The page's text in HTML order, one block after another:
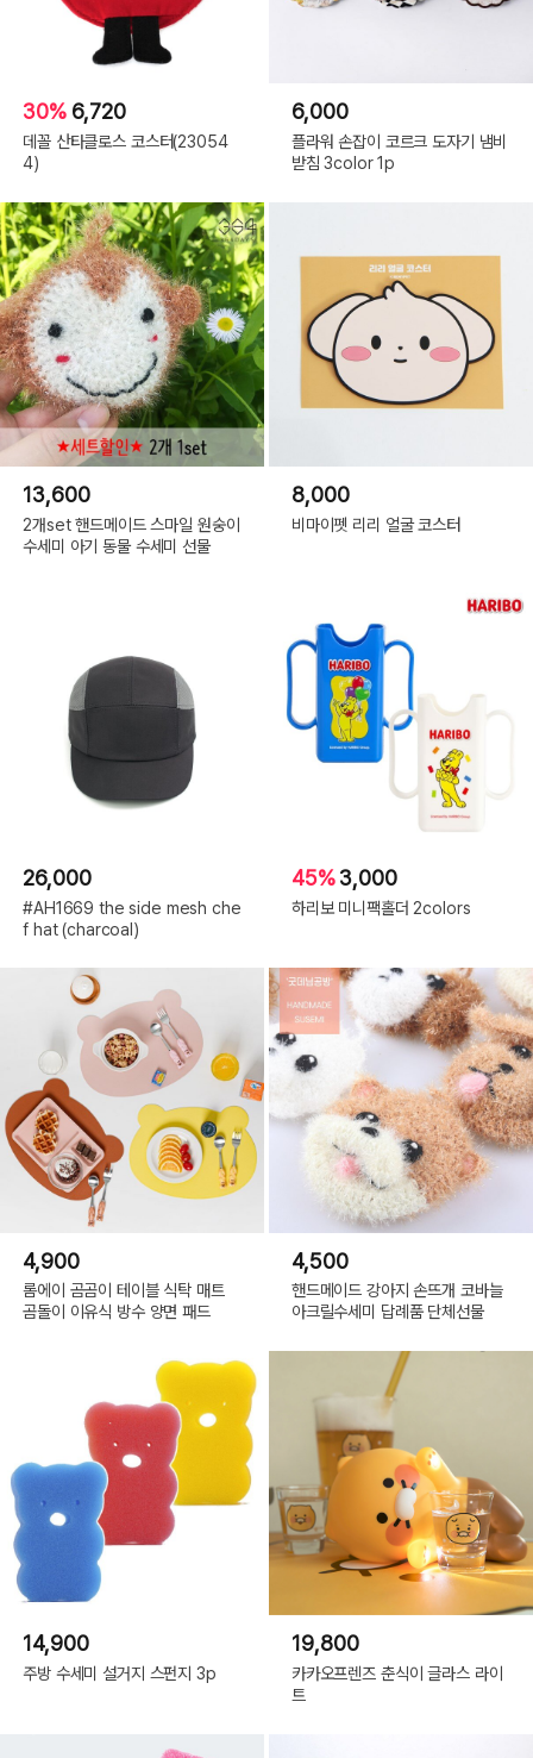
30% 6,720
데꼴 산타클로스 코스터(23054
4)
6,000
플라워 손잡이 코르크 도자기 냄비
받침 3color 1p
13,600
2개set 핸드메이드 스마일 원숭이
수세미 아기 동물 수세미 선물
8,000
비마이펫 리리 얼굴 코스터
26,000
#AH1669 the side mesh che
f hat (charcoal)
45%3,000
하리보 미니팩홀더 2colors
4,900
롬에이 곰곰이 테이블 식탁 매트
곰돌이 이유식 방수 양면 패드
4,500
핸드메이드 강아지 손뜨개 코바늘
아크릴수세미 답례품 단체선물
14,900
주방 수세미 설거지 스펀지 3p
19,800
카카오프렌즈 춘식이 글라스 라이
트